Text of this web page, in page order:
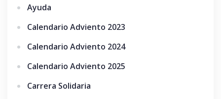
Ayuda
Calendario Adviento 2023
Calendario Adviento 2024
Calendario Adviento 2025
Carrera Solidaria